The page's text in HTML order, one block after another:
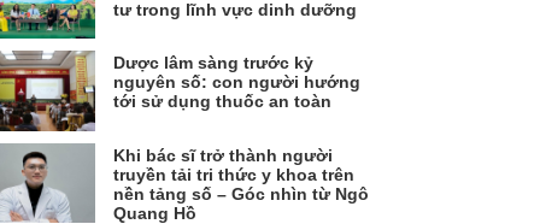
tư trong lĩnh vực dinh dưỡng
Dược lâm sàng trước kỷ
nguyên số: con người hướng
tới sử dụng thuốc an toàn
Khi bác sĩ trở thành người
truyền tải tri thức y khoa trên
nền tảng số – Góc nhìn từ Ngô
Quang Hồ